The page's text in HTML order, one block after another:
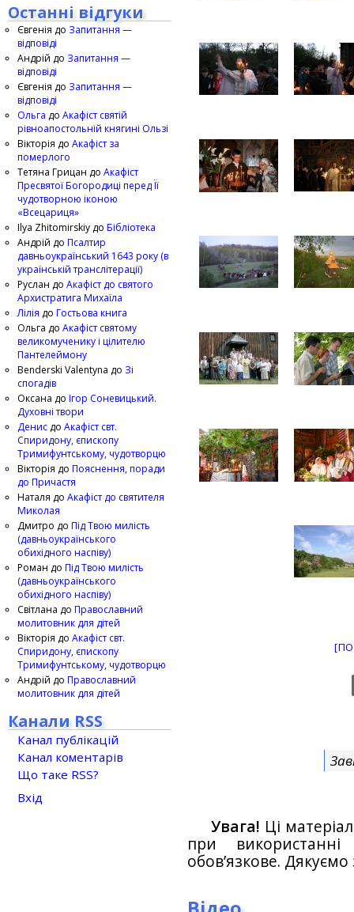
Увага! Ці
при
обов’язкове.
Останні відгуки
Євгенія до Запитання —
відповіді
Андрій до Запитання —
відповіді
Євгенія до Запитання —
відповіді
Ольга до Акафіст святій
рівноапостольній княгині Ользі
Вікторія до Акафіст за
померлого
Тетяна Грицан до Акафіст
Пресвятої Богородиці перед Її
чудотворною іконою
«Всецариця»
Ilya Zhitomirskiy до Бібліотека
Андрій до Псалтир
давньоукраїнський 1643 року (в
українській транслітерації)
Руслан до Акафіст до святого
Архистратига Михаїла
Лілія до Гостьова книга
Ольга до Акафіст святому
великомученику і цілителю
Пантелеймону
Benderski Valentyna до Зі
спогадів
Оксана до Ігор Соневицький.
Духовні твори
Денис до Акафіст свт.
Спиридону, єпископу
Тримифунтському, чудотворцю
Вікторія до Пояснення, поради
до Причастя
Наталя до Акафіст до святителя
Миколая
Дмитро до Під Твою милість
(давньоукраїнського
обихідного наспіву)
Роман до Під Твою милість
(давньоукраїнського
обихідного наспіву)
Світлана до Православний
молитовник для дітей
Вікторія до Акафіст свт.
Спиридону, єпископу
Тримифунтському, чудотворцю
Андрій до Православний
молитовник для дітей
Канали RSS
Канал публікацій
Канал коментарів
Що таке RSS?
Вхід